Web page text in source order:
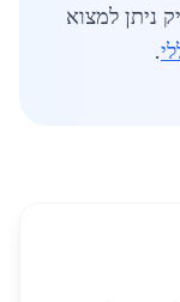
ניתן למצוא
.